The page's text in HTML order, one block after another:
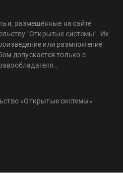
размещённые на сайте
"Открытые системы". Их
или размножение
допускается только с
«Открытые системы»